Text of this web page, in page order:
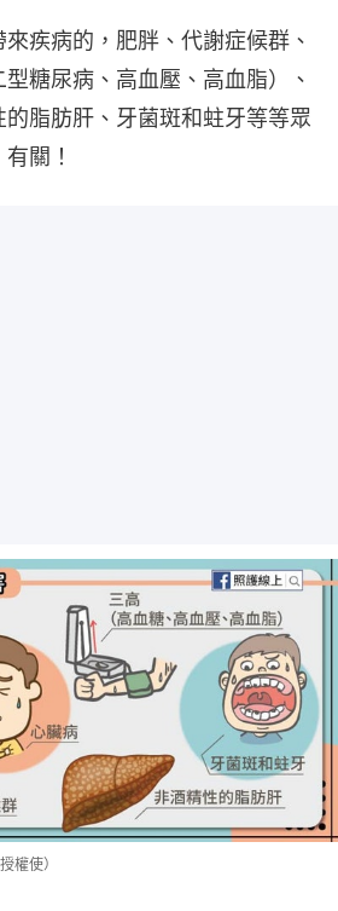
疾病的，肥胖、代謝症候群、
糖尿病、高血壓、高血脂）、
脂肪肝、牙菌斑和蛀牙等等眾
關！
權使）